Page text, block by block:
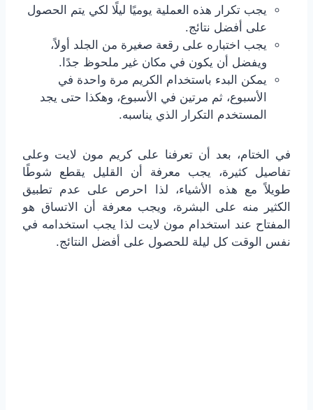
يجب تكرار هذه العملية يوميًا ليلًا لكي يتم الحصول
على أفضل نتائج.
يجب اختباره على رقعة صغيرة من الجلد أولاً،
ويفضل أن يكون في مكان غير ملحوظ جدًا.
يمكن البدء باستخدام الكريم مرة واحدة في
الأسبوع، ثم مرتين في الأسبوع، وهكذا حتى يجد
المستخدم التكرار الذي يناسبه.
في الختام، بعد أن تعرفنا على كريم مون لايت وعلى
تفاصيل كثيرة، يجب معرفة أن القليل يقطع شوطًا
طويلاً مع هذه الأشياء، لذا احرص على عدم تطبيق
الكثير منه على البشرة، ويجب معرفة أن الاتساق هو
المفتاح عند استخدام مون لايت لذا يجب استخدامه في
نفس الوقت كل ليلة للحصول على أفضل النتائج.